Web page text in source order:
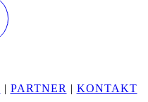
| PARTNER | KONTAKT